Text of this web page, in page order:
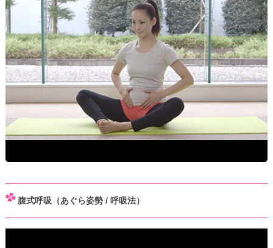
腹式呼吸（あぐら姿勢 / 呼吸法）